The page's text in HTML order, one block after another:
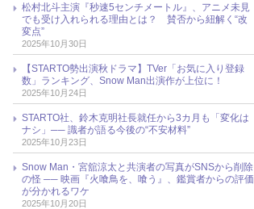
松村北斗主演『秒速5センチメートル』、アニメ未見
でも受け入れられる理由とは？ 賛否から紐解く“改
変点”
2025年10月30日
【STARTO勢出演秋ドラマ】TVer「お気に入り登録
数」ランキング、Snow Man出演作が上位に！
2025年10月24日
STARTO社、鈴木克明社長就任から3カ月も「変化は
ナシ」── 識者が語る今後の“不安材料”
2025年10月23日
Snow Man・宮舘涼太と共演者の写真がSNSから削除
の怪 ── 映画『火喰鳥を、喰う』、鑑賞者からの評価
が分かれるワケ
2025年10月20日